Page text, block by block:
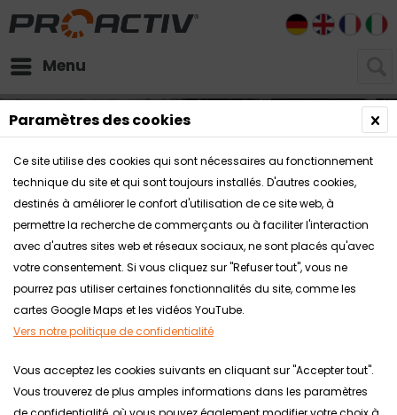
Menu
DE EN FR
ENREGISTREMENT
COMME PARTENAIRE
MÉDICAL DE
Paramètres des cookies
Ce site utilise des cookies qui sont nécessaires au fonctionnement
technique du site et qui sont toujours installés. D'autres cookies,
destinés à améliorer le confort d'utilisation de ce site web, à
permettre la recherche de commerçants ou à faciliter l'interaction
avec d'autres sites web et réseaux sociaux, ne sont placés qu'avec
votre consentement. Si vous cliquez sur "Refuser tout", vous ne
pourrez pas utiliser certaines fonctionnalités du site, comme les
cartes Google Maps et les vidéos YouTube.
Vers notre politique de confidentialité
Vous acceptez les cookies suivants en cliquant sur "Accepter tout".
Vous trouverez de plus amples informations dans les paramètres